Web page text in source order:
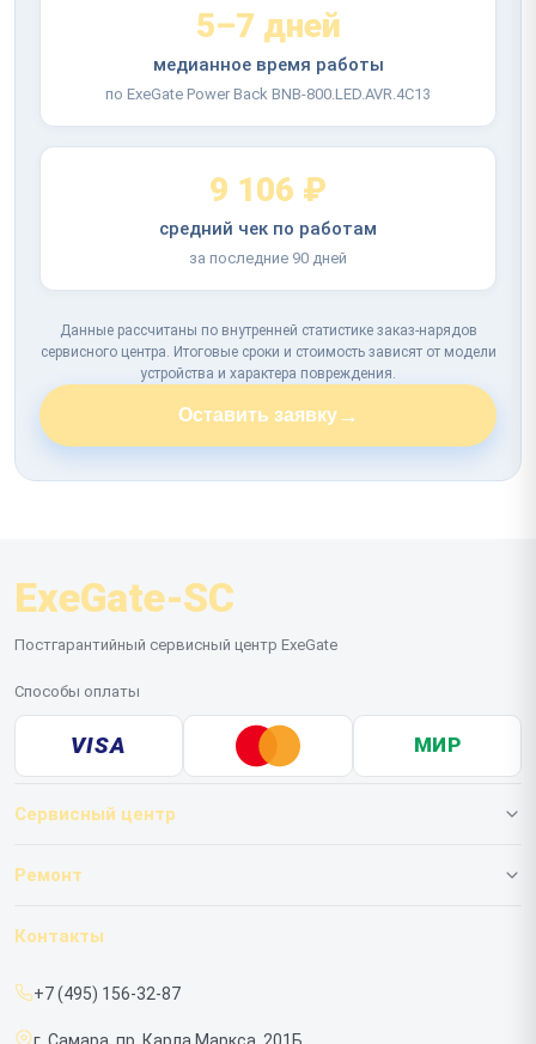
5–7 дней
медианное время работы
по ExeGate Power Back BNB-800.LED.AVR.4C13
9 106 ₽
средний чек по работам
за последние 90 дней
Данные рассчитаны по внутренней статистике заказ-нарядов
сервисного центра. Итоговые сроки и стоимость зависят от модели
устройства и характера повреждения.
Оставить заявку→
ExeGate-SC
Постгарантийный сервисный центр ExeGate
Способы оплаты
VISA МИР
Сервисный центр
О нашем сервисе
Срочный ремонт
Ремонт
ИБП
Контакты
+7 (495) 156-32-87
г. Самара, пр. Карла Маркса, 201Б